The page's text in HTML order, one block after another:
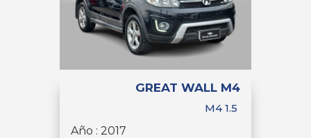
GREAT WALL M4
M4 1.5
Año : 2017